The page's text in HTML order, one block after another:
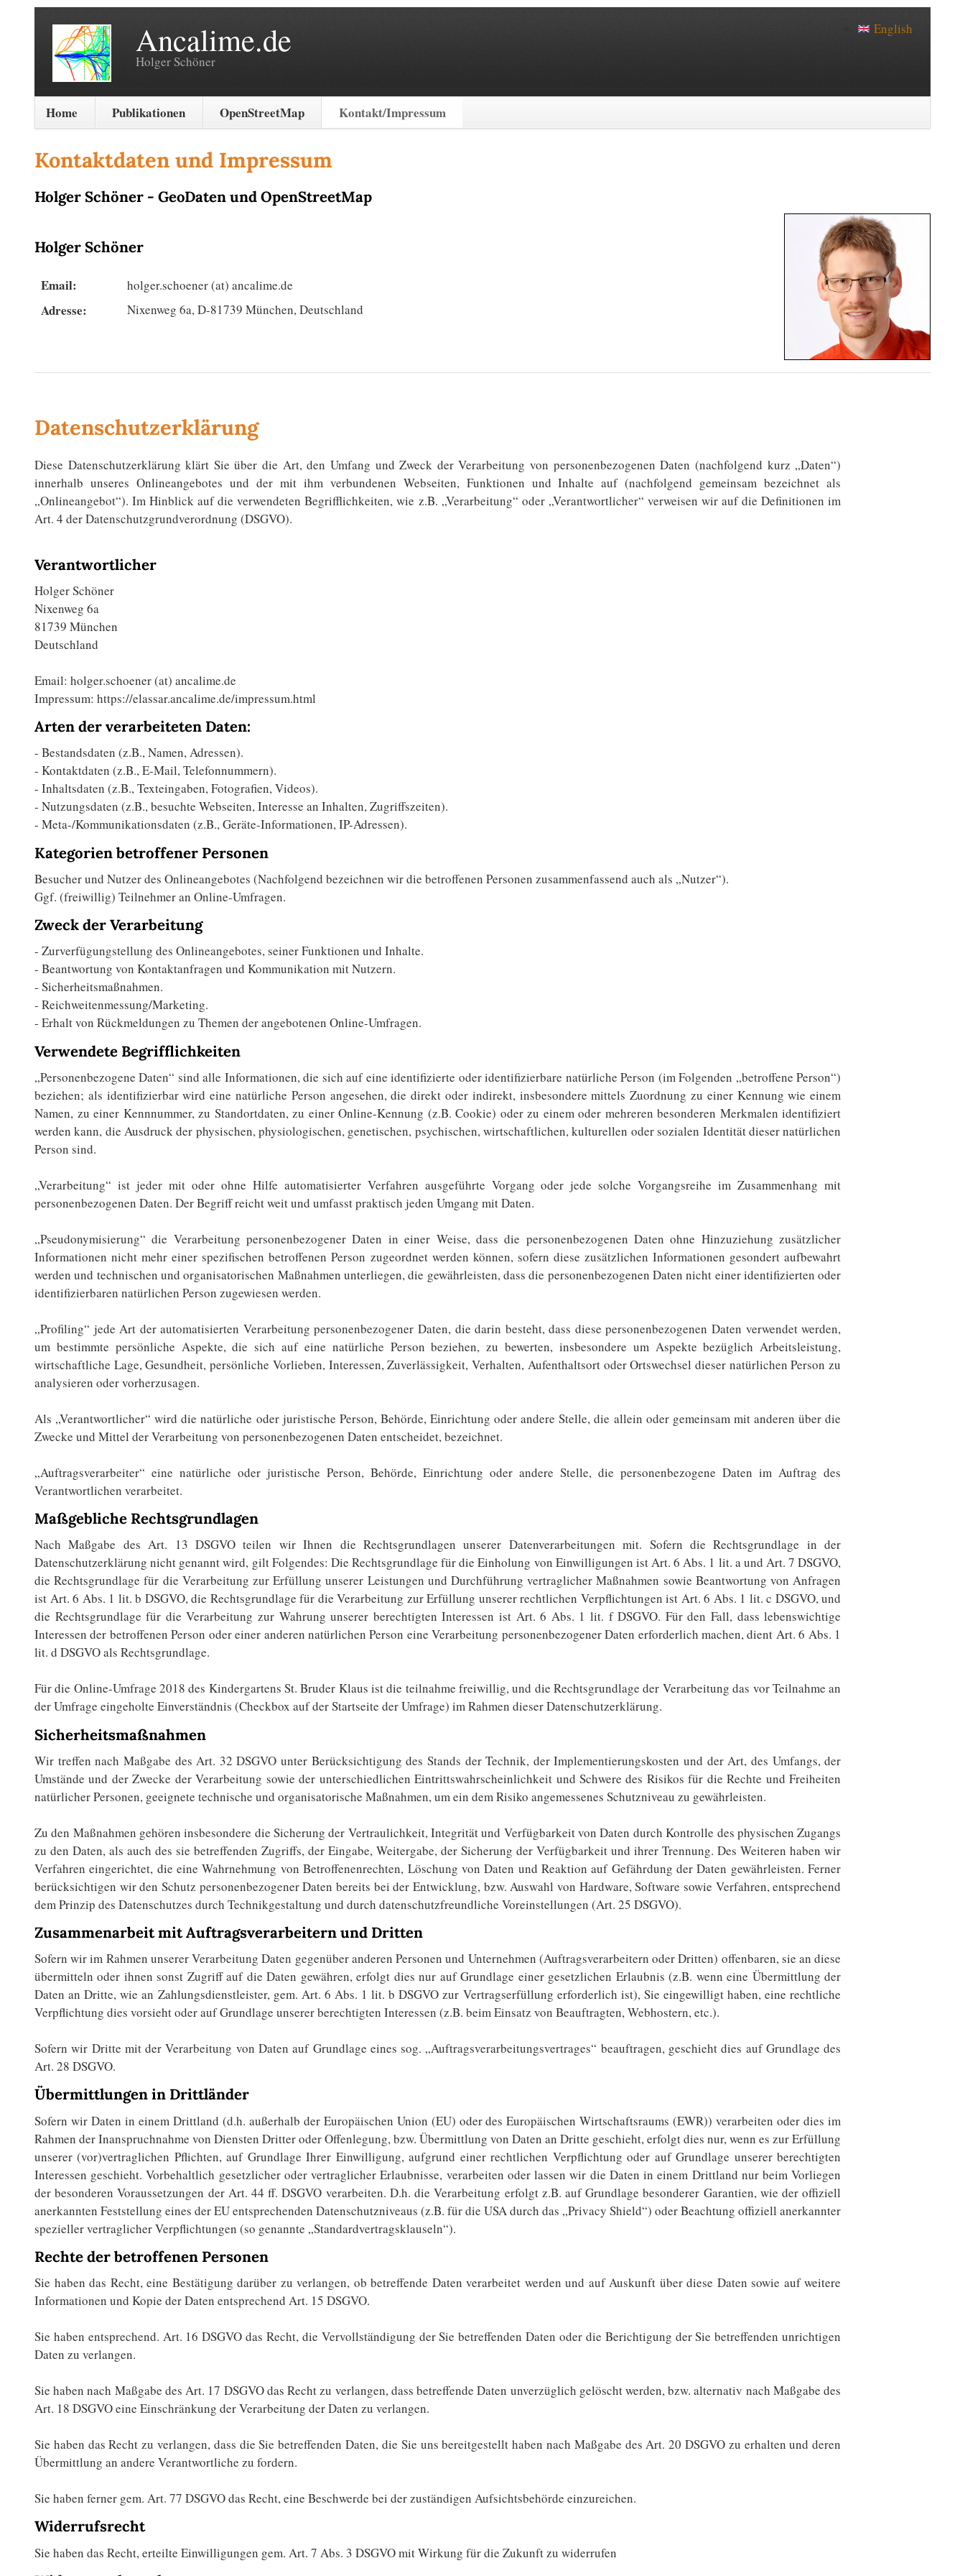
Ancalime.de
Holger Schöner
Navigation
überspringen
Home Publikationen OpenStreetMap Kontakt/Impressum
English
Kontaktdaten und Impressum
Holger Schöner - GeoDaten und OpenStreetMap
Holger Schöner
Email: holger.schoener (at) ancalime.de
Adresse: Nixenweg 6a, D-81739 München, Deutschland
Datenschutzerklärung
Diese Datenschutzerklärung klärt Sie über die Art, den Umfang und Zweck der Verarbeitung von personenbezogenen Daten (nachfolgend kurz „Daten“)
innerhalb unseres Onlineangebotes und der mit ihm verbundenen Webseiten, Funktionen und Inhalteauf (nachfolgend gemeinsam bezeichnet als
„Onlineangebot“). Im Hinblick auf die verwendeten Begrifflichkeiten, wie z.B. „Verarbeitung“ oder „Verantwortlicher“ verweisen wir auf die Definitionen im
Art. 4 der Datenschutzgrundverordnung (DSGVO).
Verantwortlicher
Holger Schöner
Nixenweg 6a
81739 München
Deutschland
Email: holger.schoener (at) ancalime.de
Impressum: https://elassar.ancalime.de/impressum.html
Arten der verarbeiteten Daten:
- Bestandsdaten (z.B., Namen, Adressen).
- Kontaktdaten (z.B., E-Mail, Telefonnummern).
- Inhaltsdaten (z.B., Texteingaben, Fotografien, Videos).
- Nutzungsdaten (z.B., besuchte Webseiten, Interesse an Inhalten, Zugriffszeiten).
- Meta-/Kommunikationsdaten (z.B., Geräte-Informationen, IP-Adressen).
Kategorien betroffener Personen
Besucher und Nutzer des Onlineangebotes (Nachfolgend bezeichnen wir die betroffenen Personen zusammenfassend auch als „Nutzer“).
Ggf. (freiwillig) Teilnehmer an Online-Umfragen.
Zweck der Verarbeitung
- Zurverfügungstellung des Onlineangebotes, seiner Funktionen und Inhalte.
- Beantwortung von Kontaktanfragen und Kommunikation mit Nutzern.
- Sicherheitsmaßnahmen.
- Reichweitenmessung/Marketing.
- Erhalt von Rückmeldungen zu Themen der angebotenen Online-Umfragen.
Verwendete Begrifflichkeiten
„Personenbezogene Daten“ sind alle Informationen, die sich auf eine identifizierte oder identifizierbare natürliche Person (im Folgenden „betroffene Person“)
beziehen; als identifizierbar wird eine natürliche Person angesehen, die direkt oder indirekt, insbesondere mittels Zuordnung zu einer Kennung wie einem
Namen, zu einer Kennnummer, zu Standortdaten, zu einer Online-Kennung (z.B. Cookie) oder zu einem oder mehreren besonderen Merkmalen identifiziert
werden kann, die Ausdruck der physischen, physiologischen, genetischen, psychischen, wirtschaftlichen, kulturellen oder sozialen Identität dieser natürlichen
Person sind.
„Verarbeitung“ ist jeder mit oder ohne Hilfe automatisierter Verfahren ausgeführte Vorgang oder jede solche Vorgangsreihe im Zusammenhang mit
personenbezogenen Daten. Der Begriff reicht weit und umfasst praktisch jeden Umgang mit Daten.
„Pseudonymisierung“ die Verarbeitung personenbezogener Daten in einer Weise, dass die personenbezogenen Daten ohne Hinzuziehung zusätzlicher
Informationen nicht mehr einer spezifischen betroffenen Person zugeordnet werden können, sofern diese zusätzlichen Informationen gesondert aufbewahrt
werden und technischen und organisatorischen Maßnahmen unterliegen, die gewährleisten, dass die personenbezogenen Daten nicht einer identifizierten oder
identifizierbaren natürlichen Person zugewiesen werden.
„Profiling“ jede Art der automatisierten Verarbeitung personenbezogener Daten, die darin besteht, dass diese personenbezogenen Daten verwendet werden,
um bestimmte persönliche Aspekte, die sich auf eine natürliche Person beziehen, zu bewerten, insbesondere um Aspekte bezüglich Arbeitsleistung,
wirtschaftliche Lage, Gesundheit, persönliche Vorlieben, Interessen, Zuverlässigkeit, Verhalten, Aufenthaltsort oder Ortswechsel dieser natürlichen Person zu
analysieren oder vorherzusagen.
Als „Verantwortlicher“ wird die natürliche oder juristische Person, Behörde, Einrichtung oder andere Stelle, die allein oder gemeinsam mit anderen über die
Zwecke und Mittel der Verarbeitung von personenbezogenen Daten entscheidet, bezeichnet.
„Auftragsverarbeiter“ eine natürliche oder juristische Person, Behörde, Einrichtung oder andere Stelle, die personenbezogene Daten im Auftrag des
Verantwortlichen verarbeitet.
Maßgebliche Rechtsgrundlagen
Nach Maßgabe des Art. 13 DSGVO teilen wir Ihnen die Rechtsgrundlagen unserer Datenverarbeitungen mit. Sofern die Rechtsgrundlage in der
Datenschutzerklärung nicht genannt wird, gilt Folgendes: Die Rechtsgrundlage für die Einholung von Einwilligungen ist Art. 6 Abs. 1 lit. a und Art. 7 DSGVO,
die Rechtsgrundlage für die Verarbeitung zur Erfüllung unserer Leistungen und Durchführung vertraglicher Maßnahmen sowie Beantwortung von Anfragen
ist Art. 6 Abs. 1 lit. b DSGVO, die Rechtsgrundlage für die Verarbeitung zur Erfüllung unserer rechtlichen Verpflichtungen ist Art. 6 Abs. 1 lit. c DSGVO, und
die Rechtsgrundlage für die Verarbeitung zur Wahrung unserer berechtigten Interessen ist Art. 6 Abs. 1 lit. f DSGVO. Für den Fall, dass lebenswichtige
Interessen der betroffenen Person oder einer anderen natürlichen Person eine Verarbeitung personenbezogener Daten erforderlich machen, dient Art. 6 Abs. 1
lit. d DSGVO als Rechtsgrundlage.
Für die Online-Umfrage 2018 des Kindergartens St. Bruder Klaus ist die teilnahme freiwillig, und die Rechtsgrundlage der Verarbeitung das vor Teilnahme an
der Umfrage eingeholte Einverständnis (Checkbox auf der Startseite der Umfrage) im Rahmen dieser Datenschutzerklärung.
Sicherheitsmaßnahmen
Wir treffen nach Maßgabe des Art. 32 DSGVO unter Berücksichtigung des Stands der Technik, der Implementierungskosten und der Art, des Umfangs, der
Umstände und der Zwecke der Verarbeitung sowie der unterschiedlichen Eintrittswahrscheinlichkeit und Schwere des Risikos für die Rechte und Freiheiten
natürlicher Personen, geeignete technische und organisatorische Maßnahmen, um ein dem Risiko angemessenes Schutzniveau zu gewährleisten.
Zu den Maßnahmen gehören insbesondere die Sicherung der Vertraulichkeit, Integrität und Verfügbarkeit von Daten durch Kontrolle des physischen Zugangs
zu den Daten, als auch des sie betreffenden Zugriffs, der Eingabe, Weitergabe, der Sicherung der Verfügbarkeit und ihrer Trennung. Des Weiteren haben wir
Verfahren eingerichtet, die eine Wahrnehmung von Betroffenenrechten, Löschung von Daten und Reaktion auf Gefährdung der Daten gewährleisten. Ferner
berücksichtigen wir den Schutz personenbezogener Daten bereits bei der Entwicklung, bzw. Auswahl von Hardware, Software sowie Verfahren, entsprechend
dem Prinzip des Datenschutzes durch Technikgestaltung und durch datenschutzfreundliche Voreinstellungen (Art. 25 DSGVO).
Zusammenarbeit mit Auftragsverarbeitern und Dritten
Sofern wir im Rahmen unserer Verarbeitung Daten gegenüber anderen Personen und Unternehmen (Auftragsverarbeitern oder Dritten) offenbaren, sie an diese
übermitteln oder ihnen sonst Zugriff auf die Daten gewähren, erfolgt dies nur auf Grundlage einer gesetzlichen Erlaubnis (z.B. wenn eine Übermittlung der
Daten an Dritte, wie an Zahlungsdienstleister, gem. Art. 6 Abs. 1 lit. b DSGVO zur Vertragserfüllung erforderlich ist), Sie eingewilligt haben, eine rechtliche
Verpflichtung dies vorsieht oder auf Grundlage unserer berechtigten Interessen (z.B. beim Einsatz von Beauftragten, Webhostern, etc.).
Sofern wir Dritte mit der Verarbeitung von Daten auf Grundlage eines sog. „Auftragsverarbeitungsvertrages“ beauftragen, geschieht dies auf Grundlage des
Art. 28 DSGVO.
Übermittlungen in Drittländer
Sofern wir Daten in einem Drittland (d.h. außerhalb der Europäischen Union (EU) oder des Europäischen Wirtschaftsraums (EWR)) verarbeiten oder dies im
Rahmen der Inanspruchnahme von Diensten Dritter oder Offenlegung, bzw. Übermittlung von Daten an Dritte geschieht, erfolgt dies nur, wenn es zur Erfüllung
unserer (vor)vertraglichen Pflichten, auf Grundlage Ihrer Einwilligung, aufgrund einer rechtlichen Verpflichtung oder auf Grundlage unserer berechtigten
Interessen geschieht. Vorbehaltlich gesetzlicher oder vertraglicher Erlaubnisse, verarbeiten oder lassen wir die Daten in einem Drittland nur beim Vorliegen
der besonderen Voraussetzungen der Art. 44 ff. DSGVO verarbeiten. D.h. die Verarbeitung erfolgt z.B. auf Grundlage besonderer Garantien, wie der offiziell
anerkannten Feststellung eines der EU entsprechenden Datenschutzniveaus (z.B. für die USA durch das „Privacy Shield“) oder Beachtung offiziell anerkannter
spezieller vertraglicher Verpflichtungen (so genannte „Standardvertragsklauseln“).
Rechte der betroffenen Personen
Sie haben das Recht, eine Bestätigung darüber zu verlangen, ob betreffende Daten verarbeitet werden und auf Auskunft über diese Daten sowie auf weitere
Informationen und Kopie der Daten entsprechend Art. 15 DSGVO.
Sie haben entsprechend. Art. 16 DSGVO das Recht, die Vervollständigung der Sie betreffenden Daten oder die Berichtigung der Sie betreffenden unrichtigen
Daten zu verlangen.
Sie haben nach Maßgabe des Art. 17 DSGVO das Recht zu verlangen, dass betreffende Daten unverzüglich gelöscht werden, bzw. alternativ nach Maßgabe des
Art. 18 DSGVO eine Einschränkung der Verarbeitung der Daten zu verlangen.
Sie haben das Recht zu verlangen, dass die Sie betreffenden Daten, die Sie uns bereitgestellt haben nach Maßgabe des Art. 20 DSGVO zu erhalten und deren
Übermittlung an andere Verantwortliche zu fordern.
Sie haben ferner gem. Art. 77 DSGVO das Recht, eine Beschwerde bei der zuständigen Aufsichtsbehörde einzureichen.
Widerrufsrecht
Sie haben das Recht, erteilte Einwilligungen gem. Art. 7 Abs. 3 DSGVO mit Wirkung für die Zukunft zu widerrufen